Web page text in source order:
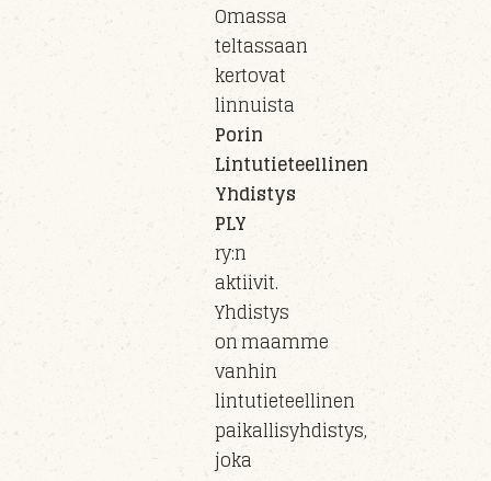
Omassa
teltassaan
kertovat
linnuista
Porin
Lintutieteellinen
Yhdistys
PLY
ry:n
aktiivit.
Yhdistys
on maamme
vanhin
lintutieteellinen
paikallisyhdistys,
joka